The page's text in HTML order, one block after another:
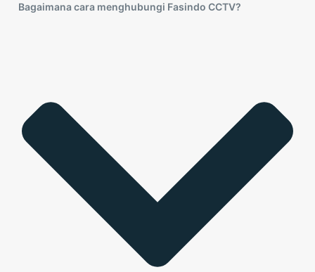
Bagaimana cara menghubungi Fasindo CCTV?